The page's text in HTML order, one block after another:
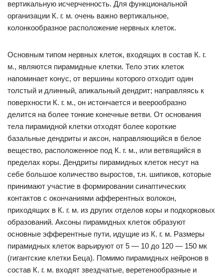
вертикальную исчерченность. Для функциональной
организации К. г. м. очень важно вертикальное,
колонкообразное расположение нервных клеток.
Основным типом нервных клеток, входящих в состав К. г.
м., являются пирамидные клетки. Тело этих клеток
напоминает конус, от вершины которого отходит один
толстый и длинный, апикальный дендрит; направляясь к
поверхности К. г. м., он истончается и веерообразно
делится на более тонкие конечные ветви. От основания
тела пирамидной клетки отходят более короткие
базальные дендриты и аксон, направляющийся в белое
вещество, расположенное под К. г. м., или ветвящийся в
пределах коры. Дендриты пирамидных клеток несут на
себе большое количество выростов, т.н. шипиков, которые
принимают участие в формировании синаптических
контактов с окончаниями афферентных волокон,
приходящих в К. г. м. из других отделов коры и подкорковых
образований. Аксоны пирамидных клеток образуют
основные эфферентные пути, идущие из К. г. м. Размеры
пирамидных клеток варьируют от 5 — 10 до 120 — 150 мк
(гигантские клетки Беца). Помимо пирамидных нейронов в
состав К. г. м. входят звездчатые, веретенообразные и